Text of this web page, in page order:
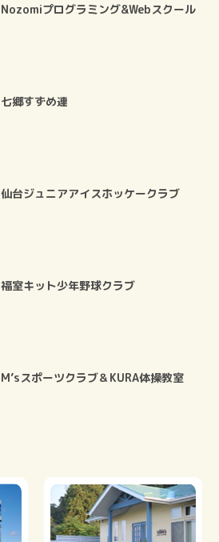
Nozomiプログラミング&Webスクール
七郷すずめ連
仙台ジュニアアイスホッケークラブ
福室キット少年野球クラブ
M’sスポーツクラブ＆KURA体操教室